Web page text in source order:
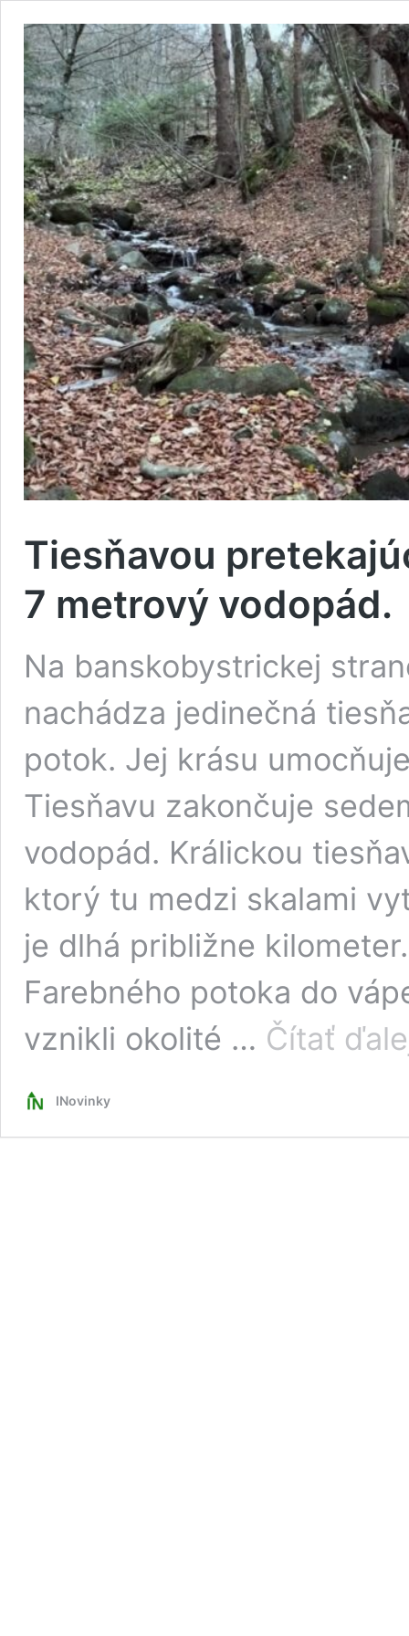
Tiesňavou
7 metrový vodopád.
Na banskobystrickej
nachádza jedinečná
potok. Jej krásu
Tiesňavu zakončuje
vodopád. Králickou
ktorý tu medzi skalami
je dlhá približne
Farebného potoka do
vznikli okolité … Čítať
INovinky